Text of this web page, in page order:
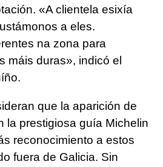
«A clientela esixía
a eles.
na zona para
máis duras», indicó el
que la aparición de
la prestigiosa guía Michelin
reconocimiento a estos
fuera de Galicia. Sin